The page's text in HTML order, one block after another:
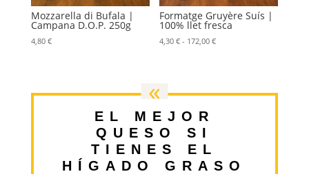
Mozzarella di Bufala |
Campana D.O.P. 250g
4,80 €
Formatge Gruyère Suís |
100% llet fresca
4,30€ - 172,00€Rango
«
EL MEJOR
QUESO SI
TIENES EL
HÍGADO GRASO